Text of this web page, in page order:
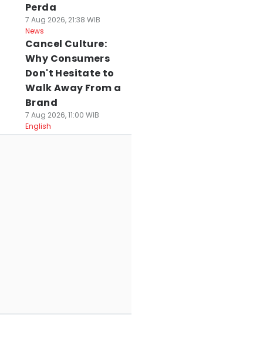
Perda
7 Aug 2026, 21:38 WIB
News
Cancel Culture:
Why Consumers
Don't Hesitate to
Walk Away From a
Brand
7 Aug 2026, 11:00 WIB
English